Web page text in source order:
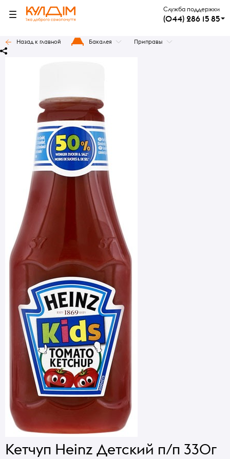
Служба поддержки
(044) 286 15 85
Назад к главной Бакалея Приправы
Кетчуп Heinz Детский п/п 330г